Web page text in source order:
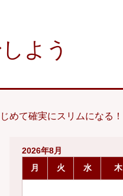
よう
めて確実にスリムになる！
2026年8月
月
火 水 木